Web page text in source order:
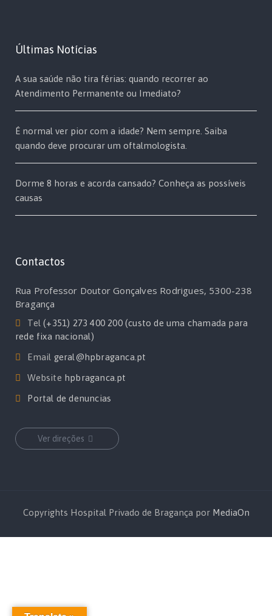
Últimas Notícias
A sua saúde não tira férias: quando recorrer ao
Atendimento Permanente ou Imediato?
É normal ver pior com a idade? Nem sempre. Saiba
quando deve procurar um oftalmologista.
Dorme 8 horas e acorda cansado? Conheça as possíveis
causas
Contactos
Rua Professor Doutor Gonçalves Rodrigues, 5300-238
Bragança
Tel(+351) 273 400 200 (custo de uma chamada para
rede fixa nacional)
Email geral@hpbraganca.pt
Website hpbraganca.pt
Portal de denuncias
Ver direções
Copyrights Hospital Privado de Bragança por MediaOn